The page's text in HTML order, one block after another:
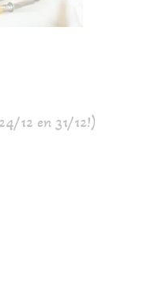
12 en 31/12!)